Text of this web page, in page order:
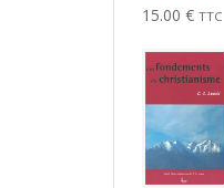
Note 5.00
15.00 € TTC